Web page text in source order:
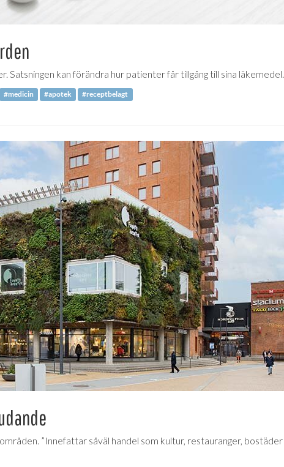
Satsningen kan förändra hur patienter får tillgång till sina läkemedel.
#medicin #apotek #receptbelagt
”Innefattar såväl handel som kultur, restauranger, bostäder